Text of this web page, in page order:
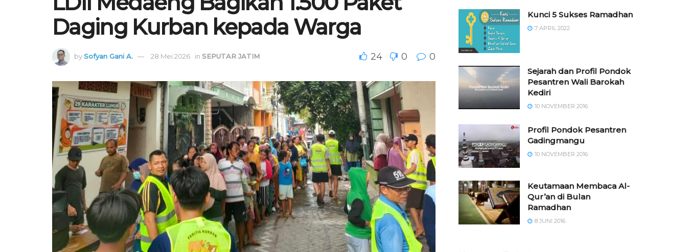
Daging Kurban kepada Warga
bySofyan Gani A. 28 Mei 2026 in SEPUTAR JATIM 24 0 0
Kunci 5 Sukses Ramadhan
7 APRIL 2022
Sejarah dan Profil Pondok
Pesantren Wali Barokah
Kediri
10 NOVEMBER 2016
⁠⁠⁠Profil Pondok Pesantren
Gadingmangu
10 NOVEMBER 2016
Keutamaan Membaca Al-
Qur’an di Bulan
Ramadhan
8 JUNI 2016